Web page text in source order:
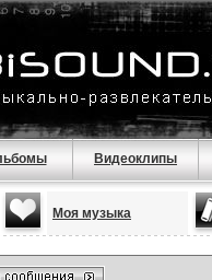
Видеоклипы
Моя музыка